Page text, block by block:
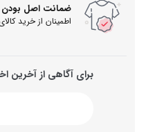
ضمانت اصل بودن
اطمینان از خرید
برای آگاهی از آخرین